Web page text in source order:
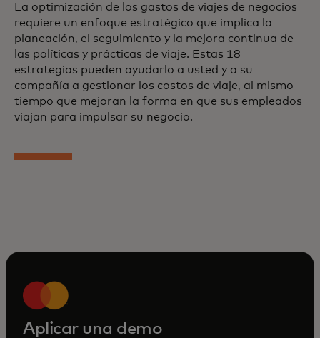
La optimización de los gastos de viajes de negocios
requiere un enfoque estratégico que implica la
planeación, el seguimiento y la mejora continua de
las políticas y prácticas de viaje. Estas 18
estrategias pueden ayudarlo a usted y a su
compañía a gestionar los costos de viaje, al mismo
tiempo que mejoran la forma en que sus empleados
viajan para impulsar su negocio.
Aplicar una demo